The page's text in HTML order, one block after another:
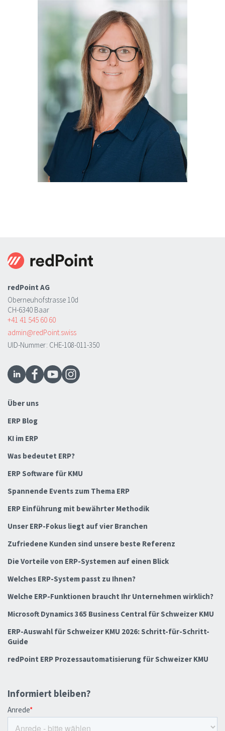
redPoint AG
Oberneuhofstrasse 10d
CH-6340 Baar
+41 41 545 60 60
admin@redPoint.swiss
UID-Nummer: CHE-108-011-350
Über uns
ERP Blog
KI im ERP
Was bedeutet ERP?
ERP Software für KMU
Spannende Events zum Thema ERP
ERP Einführung mit bewährter Methodik
Unser ERP-Fokus liegt auf vier Branchen
Zufriedene Kunden sind unsere beste Referenz
Die Vorteile von ERP-Systemen auf einen Blick
Welches ERP-System passt zu Ihnen?
Welche ERP-Funktionen braucht Ihr Unternehmen wirklich?
Microsoft Dynamics 365 Business Central für Schweizer KMU
ERP-Auswahl für Schweizer KMU 2026: Schritt-für-Schritt-
Guide
redPoint ERP Prozessautomatisierung für Schweizer KMU
Informiert bleiben?